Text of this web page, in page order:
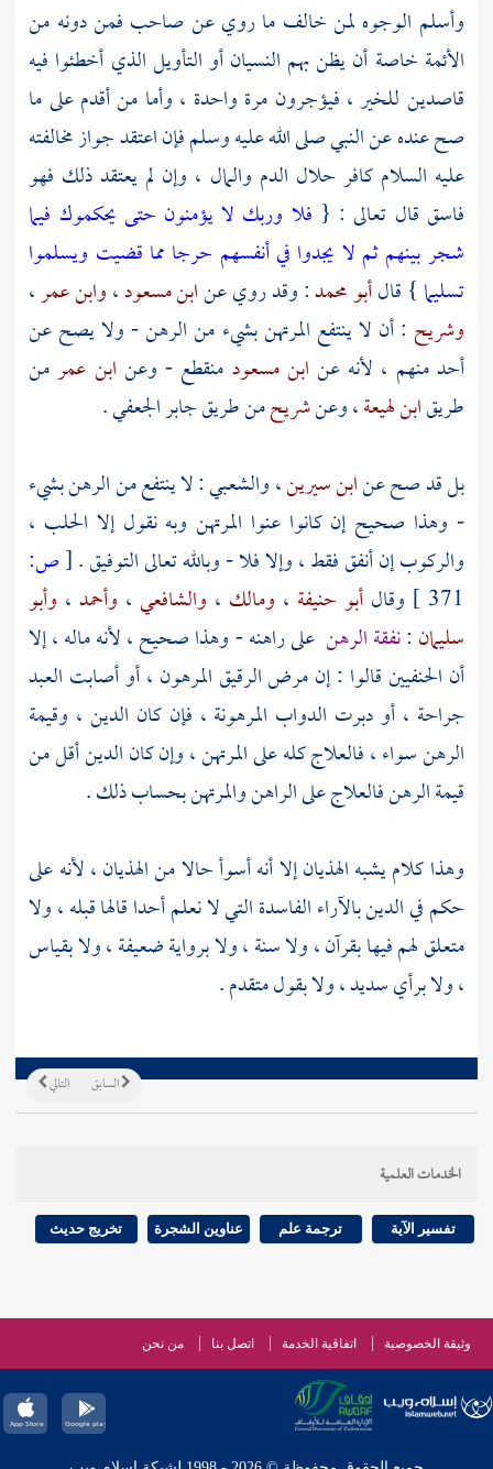
وأسلم الوجوه لمن خالف ما روي عن صاحب فمن دونه من
الأئمة خاصة أن يظن بهم النسيان أو التأويل الذي أخطئوا فيه
قاصدين للخير ، فيؤجرون مرة واحدة ، وأما من أقدم على ما
صح عنده عن النبي صلى الله عليه وسلم فإن اعتقد جواز مخالفته
عليه السلام كافر حلال الدم والمال ، وإن لم يعتقد ذلك فهو
فاسق قال تعالى : { فلا وربك لا يؤمنون حتى يحكموك فيما
شجر بينهم ثم لا يجدوا في أنفسهم حرجا مما قضيت ويسلموا
تسليما } قالأبو محمد: وقد روي عنابن مسعود،وابن عمر،
وشريح : أن لا ينتفع المرتهن بشيء من الرهن - ولا يصح عن
أحد منهم ، لأنه عن ابن مسعود منقطع - وعن ابن عمرمن
طريقابن لهيعة، وعنشريحمن طريقجابر الجعفي.
بل قد صح عنابن سيرين،والشعبي: لا ينتفع من الرهن بشيء
- وهذا صحيح إن كانوا عنوا المرتهن وبه نقول إلا الحلب ،
والركوب إن أنفق فقط ، وإلا فلا - وبالله تعالى التوفيق .[ص:
371 ] وقالأبو حنيفة ، ومالك ، والشافعي ، وأحمد ، وأبو
سليمان :نفقة الرهن على راهنه - وهذا صحيح ، لأنه ماله ، إلا
أن الحنفيين قالوا : إن مرض الرقيق المرهون ، أو أصابت العبد
جراحة ، أو دبرت الدواب المرهونة ، فإن كان الدين ، وقيمة
الرهن سواء ، فالعلاج كله على المرتهن ، وإن كان الدين أقل من
قيمة الرهن فالعلاج على الراهن والمرتهن بحساب ذلك .
وهذا كلام يشبه الهذيان إلا أنه أسوأ حالا من الهذيان ، لأنه على
حكم في الدين بالآراء الفاسدة التي لا نعلم أحدا قالها قبله ، ولا
متعلق لهم فيها بقرآن ، ولا سنة ، ولا برواية ضعيفة ، ولا بقياس
، ولا برأي سديد ، ولا بقول متقدم .
التالي السابق
الخدمات العلمية
تفسير الآية ترجمة علم عناوين الشجرة تخريج حديث
وثيقة الخصوصية اتفاقية الخدمة اتصل بنا من نحن